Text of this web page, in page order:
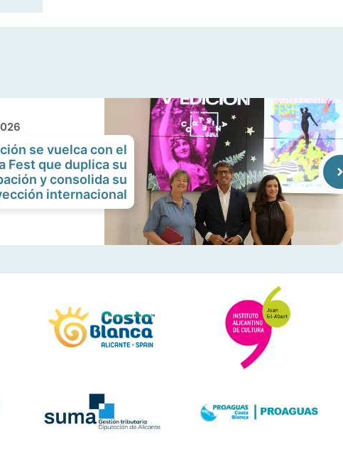
se vuelca con el
Fest que duplica su
y consolida su
internacional